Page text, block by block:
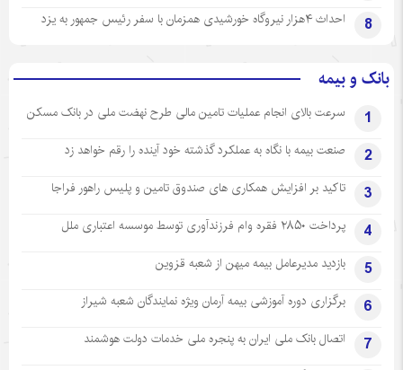
8 احداث ۴هزار نیروگاه خورشیدی همزمان با سفر رئیس جمهور به یزد
بانک و بیمه
1 سرعت بالای انجام عملیات تامین مالی طرح نهضت ملی در بانک مسکن
2 صنعت بیمه با نگاه به عملکرد گذشته خود آینده را رقم خواهد زد
3 تاکید بر افزایش همکاری های صندوق تامین و پلیس راهور فراجا
4 پرداخت ۲۸۵۰ فقره وام فرزندآوری توسط موسسه اعتباری ملل
5 بازدید مدیرعامل بیمه میهن از شعبه قزوین
6 برگزاری دوره آموزشی بیمه آرمان ویژه نمایندگان شعبه شیراز
7 اتصال بانک ملی ایران به پنجره ملی خدمات دولت هوشمند